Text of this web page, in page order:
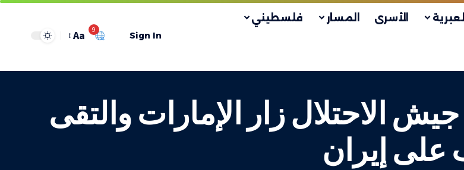
الأسرى المسار فلسطيني
Sign In
9
Aa
الاحتلال زار الإمارات والتقى
على إيران